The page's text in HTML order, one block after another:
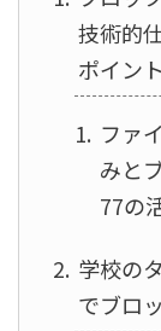
技術的
ポイント
ファ
みと
77の
学校の
でブロ